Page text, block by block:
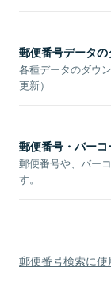
郵便番号データ
各種データのダウ
更新）
郵便番号・バー
郵便番号や、バー
す。
郵便番号検索に